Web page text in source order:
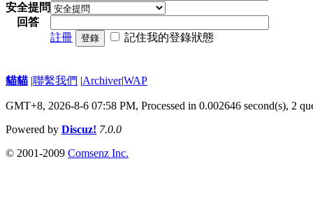
安全提問
回答
註冊
登錄 記住我的登錄狀態
貓貓 |聯繫我們 |Archiver|WAP
GMT+8, 2026-8-6 07:58 PM, Processed in 0.002646 second(s), 2
Powered by Discuz! 7.0.0
© 2001-2009 Comsenz Inc.